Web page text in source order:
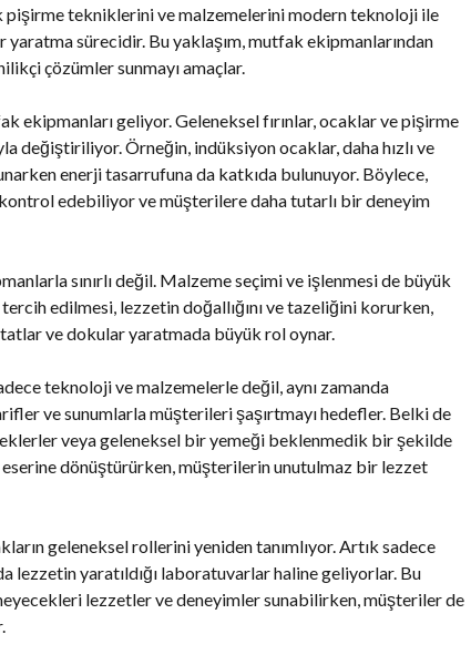
pişirme tekniklerini ve malzemelerini modern teknoloji ile
sürecidir. Bu yaklaşım, mutfak ekipmanlarından
çözümler sunmayı amaçlar.
ekipmanları geliyor. Geleneksel fırınlar, ocaklar ve pişirme
değiştiriliyor. Örneğin, indüksiyon ocaklar, daha hızlı ve
enerji tasarrufuna da katkıda bulunuyor. Böylece,
edebiliyor ve müşterilere daha tutarlı bir deneyim
sınırlı değil. Malzeme seçimi ve işlenmesi de büyük
edilmesi, lezzetin doğallığını ve tazeliğini korurken,
ve dokular yaratmada büyük rol oynar.
teknoloji ve malzemelerle değil, aynı zamanda
ve sunumlarla müşterileri şaşırtmayı hedefler. Belki de
eklerler veya geleneksel bir yemeği beklenmedik bir şekilde
dönüştürürken, müşterilerin unutulmaz bir lezzet
geleneksel rollerini yeniden tanımlıyor. Artık sadece
lezzetin yaratıldığı laboratuvarlar haline geliyorlar. Bu
lezzetler ve deneyimler sunabilirken, müşteriler de